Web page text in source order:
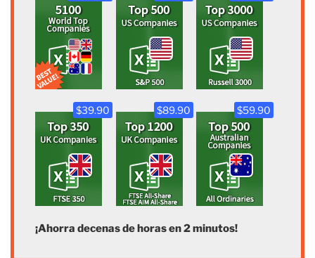
$39.90 $89.90 $59.90
¡Ahorra decenas de horas en 2 minutos!